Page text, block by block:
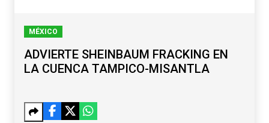
MÉXICO
ADVIERTE SHEINBAUM FRACKING EN
LA CUENCA TAMPICO-MISANTLA